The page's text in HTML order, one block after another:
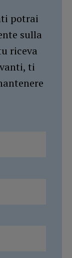
potrai
sulla
riceva
ti